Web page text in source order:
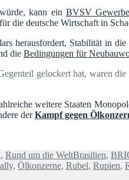
kann ein BVSV
die deutsche Wirtschaft in
herausfordert, Stabilität in
die Bedingungen für
gelockert hat, waren die
weitere Staaten
derKampf gegen
, Rund um die WeltSchlagwörter
Brasilien,
, Ölkonzerne, Rubel, Rupien,